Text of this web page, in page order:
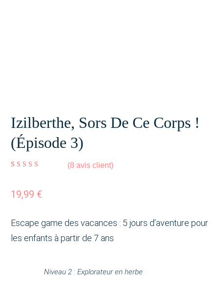
Izilberthe, Sors De Ce Corps !
(épisode 3)
(8 avis client)
19,99 €
Escape game des vacances : 5 jours d’aventure pour
les enfants à partir de 7 ans
Niveau 2 : Explorateur en herbe